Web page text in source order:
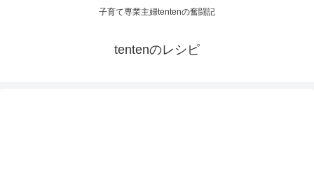
子育て専業主婦tentenの奮闘記
tentenのレシピ